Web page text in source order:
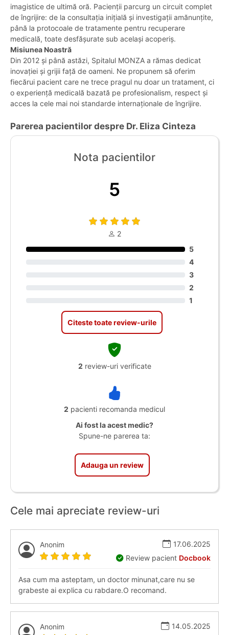
imagistice de ultimă oră. Pacienții parcurg un circuit complet
de îngrijire: de la consultația inițială și investigații amănunțite,
până la protocoale de tratamente pentru recuperare
medicală, toate desfășurate sub același acoperiș.
Misiunea Noastră
Din 2012 și până astăzi, Spitalul MONZA a rămas dedicat
inovației și grijii față de oameni. Ne propunem să oferim
fiecărui pacient care ne trece pragul nu doar un tratament, ci
o experiență medicală bazată pe profesionalism, respect și
acces la cele mai noi standarde internaționale de îngrijire.
Parerea pacientilor despre Dr. Eliza Cinteza
Nota pacientilor
5
2
5
4
3
2
1
Citeste toate review-urile
2 review-uri verificate
2 pacienti recomanda medicul
Ai fost la acest medic?
Spune-ne parerea ta:
Adauga un review
Cele mai apreciate review-uri
Anonim
17.06.2025
Review pacient Docbook
Asa cum ma asteptam, un doctor minunat,care nu se
grabeste ai explica cu rabdare.O recomand.
Anonim
14.05.2025